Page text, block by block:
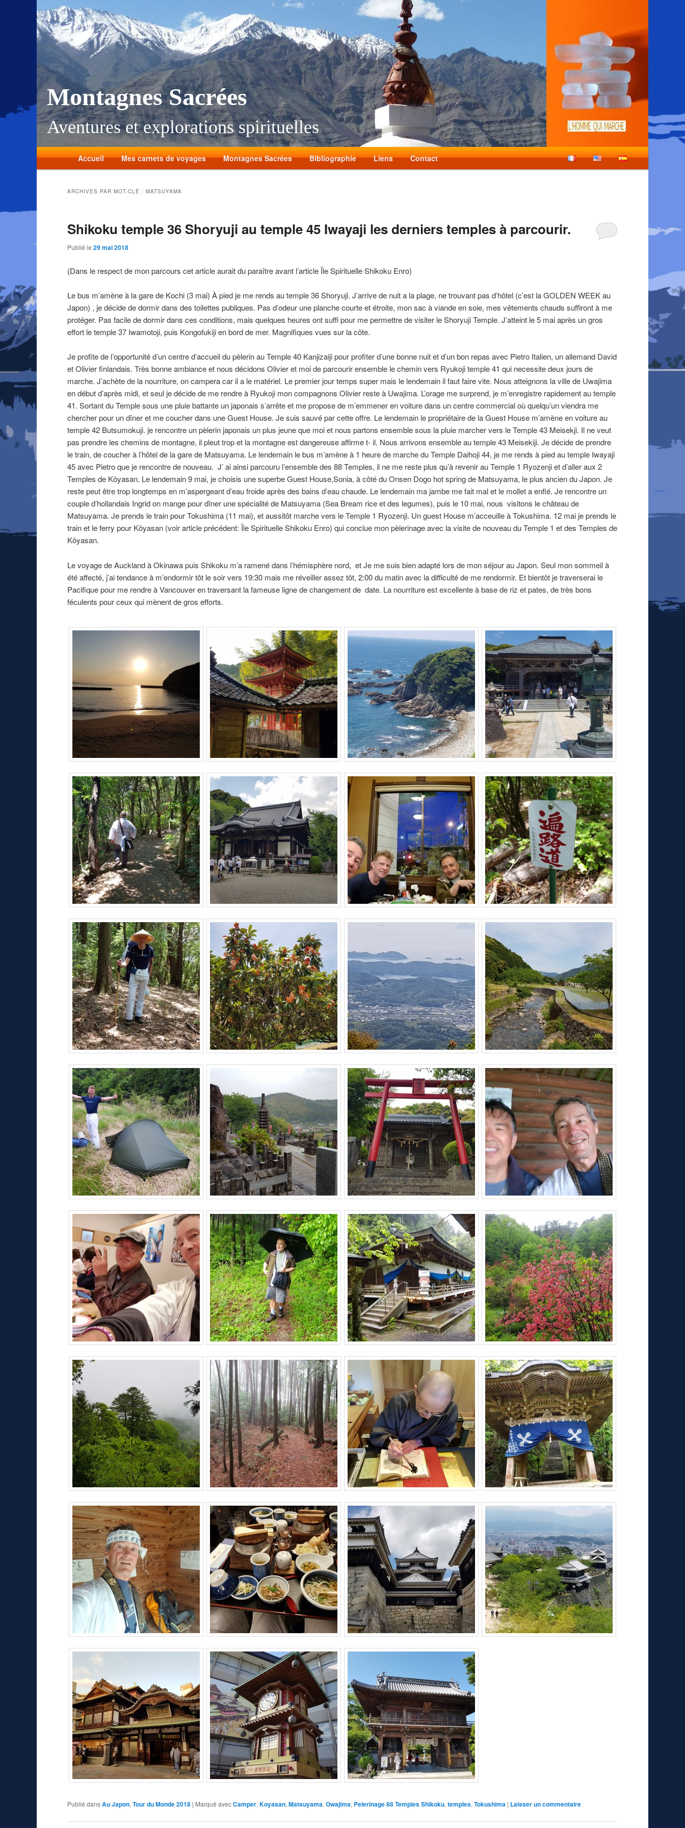
Montagnes Sacrées
Aventures et explorations spirituelles
Accueil Mes carnets de voyages Montagnes Sacrées Bibliographie Liens Contact
ARCHIVES PAR MOT-CLÉ : MATSUYAMA
Shikoku temple 36 Shoryuji au temple 45 Iwayaji les derniers temples à parcourir.
Publié le 29 mai 2018
(Dans le respect de mon parcours cet article aurait du paraître avant l’article Île Spirituelle Shikoku Enro)
Le bus m’amène à la gare de Kochi (3 mai) À pied je me rends au temple 36 Shoryuji. J’arrive de nuit a la plage, ne trouvant pas d’hôtel (c’est la GOLDEN WEEK au
Japon) , je décide de dormir dans des toilettes publiques. Pas d’odeur une planche courte et étroite, mon sac à viande en soie, mes vêtements chauds suffiront à me
protéger. Pas facile de dormir dans ces conditions, mais quelques heures ont suffi pour me permettre de visiter le Shoryuji Temple. J’atteint le 5 mai après un gros
effort le temple 37 Iwamotoji, puis Kongofukiji en bord de mer. Magnifiques vues sur la côte.
Je profite de l’opportunité d’un centre d’accueil du pèlerin au Temple 40 Kanjizaiji pour profiter d’une bonne nuit et d’un bon repas avec Pietro Italien, un allemand David
et Olivier finlandais. Très bonne ambiance et nous décidons Olivier et moi de parcourir ensemble le chemin vers Ryukoji temple 41 qui necessite deux jours de
marche. J’achète de la nourriture, on campera car il a le matériel. Le premier jour temps super mais le lendemain il faut faire vite. Nous atteignons la ville de Uwajima
en début d’après midi, et seul je décide de me rendre à Ryukoji mon compagnons Olivier reste à Uwajima. L’orage me surprend, je m’enregistre rapidement au temple
41. Sortant du Temple sous une pluie battante un japonais s’arrête et me propose de m’emmener en voiture dans un centre commercial où quelqu’un viendra me
chercher pour un dîner et me coucher dans une Guest House. Je suis sauvé par cette offre. Le lendemain le propriétaire de la Guest House m’amène en voiture au
temple 42 Butsumokuji. je rencontre un pèlerin japonais un plus jeune que moi et nous partons ensemble sous la pluie marcher vers le Temple 43 Meisekji. Il ne veut
pas prendre les chemins de montagne, il pleut trop et la montagne est dangereuse affirme t- il. Nous arrivons ensemble au temple 43 Meisekiji. Je décide de prendre
le train, de coucher à l’hôtel de la gare de Matsuyama. Le lendemain le bus m’amène à 1 heure de marche du Temple Daihoji 44, je me rends à pied au temple Iwayaji
45 avec Pietro que je rencontre de nouveau. J’ ai ainsi parcouru l’ensemble des 88 Temples, il ne me reste plus qu’à revenir au Temple 1 Ryozenji et d’aller aux 2
Temples de Kõyasan. Le lendemain 9 mai, je choisis une superbe Guest House,Sonia, à côté du Onsen Dogo hot spring de Matsuyama, le plus ancien du Japon. Je
reste peut être trop longtemps en m’aspergeant d’eau froide après des bains d’eau chaude. Le lendemain ma jambe me fait mal et le mollet a enflé. Je rencontre un
couple d’hollandais Ingrid on mange pour dîner une spécialité de Matsuyama (Sea Bream rice et des legumes), puis le 10 mai, nous visitons le château de
Matsuyama. Je prends le train pour Tokushima (11 mai), et aussitôt marche vers le Temple 1 Ryozenji. Un guest House m’acceuille à Tokushima. 12 mai je prends le
train et le ferry pour Kõyasan (voir article précédent: Île Spirituelle Shikoku Enro) qui conclue mon pèlerinage avec la visite de nouveau du Temple 1 et des Temples de
Kõyasan.
Le voyage de Auckland à Okinawa puis Shikoku m’a ramené dans l’hémisphère nord, et Je me suis bien adapté lors de mon séjour au Japon. Seul mon sommeil à
été affecté, j’ai tendance à m’endormir tôt le soir vers 19:30 mais me réveiller assez tôt, 2:00 du matin avec la difficulté de me rendormir. Et bientôt je traverserai le
Pacifique pour me rendre à Vancouver en traversant la fameuse ligne de changement de date. La nourriture est excellente à base de riz et pates, de très bons
féculents pour ceux qui mènent de gros efforts.
Publié dansAu Japon,Tour du Monde 2018 | Marqué avecCamper,Koyasan,Matsuyama,Owajima, Pelerinage 88 Temples Shikoku,temples,Tokushima | Laisser un commentaire